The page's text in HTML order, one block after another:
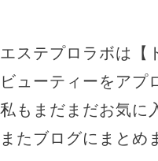
エステプロラボは【
ビューティーをアプ
私もまだまだお気に
またブログにまとめ